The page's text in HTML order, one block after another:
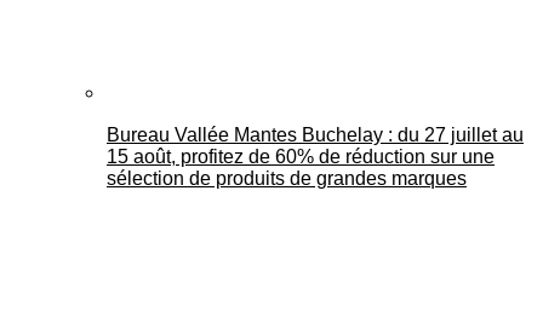
Bureau Vallée Mantes Buchelay : du 27 juillet au
15 août, profitez de 60% de réduction sur une
sélection de produits de grandes marques